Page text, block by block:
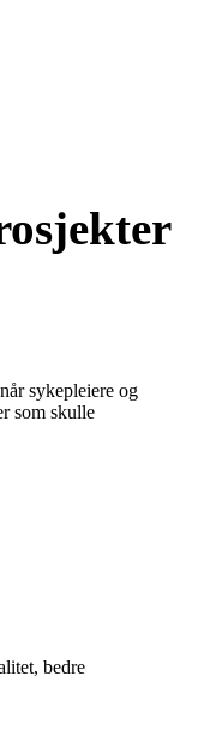
sykepleiere og
som skulle
bedre